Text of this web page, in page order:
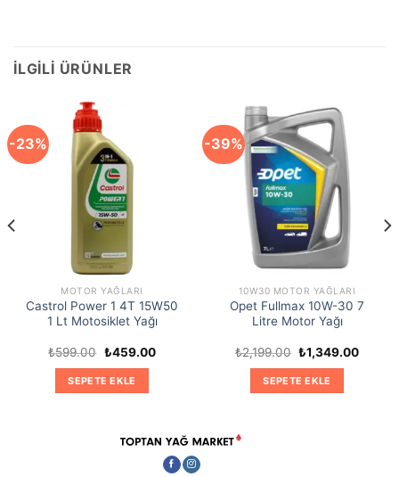
İLGILI ÜRÜNLER
-23%
MOTOR YAĞLARI
Castrol Power 1 4T 15W50
1 Lt Motosiklet Yağı
₺599.00 Orijinal
₺599.00.
₺459.00Şu
SEPETE EKLE
-39%
10W30 MOTOR YAĞLARI
Opet Fullmax 10W-30 7
Litre Motor Yağı
₺2,199.00 Orijinal
fiyat:
₺2,199.00.
₺1,349.00Şu
SEPETE EKLE